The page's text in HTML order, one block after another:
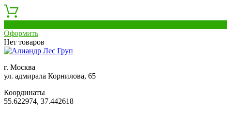
Оформить
Нет товаров
г. Москва
ул. адмирала Корнилова, 65
Координаты
55.622974, 37.442618